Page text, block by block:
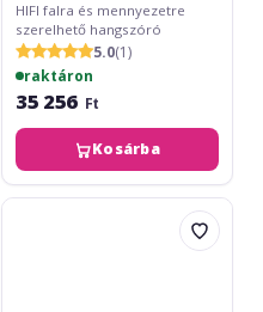
HIFI falra és mennyezetre
szerelhető hangszóró
5.0(1)
raktáron
35 256 Ft
Kosárba
Omnitronic